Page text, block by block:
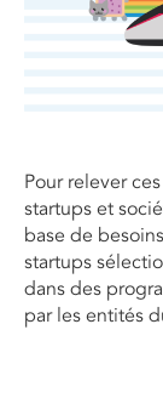
Pour relever
startups et
base de
startups
dans des
par les entités